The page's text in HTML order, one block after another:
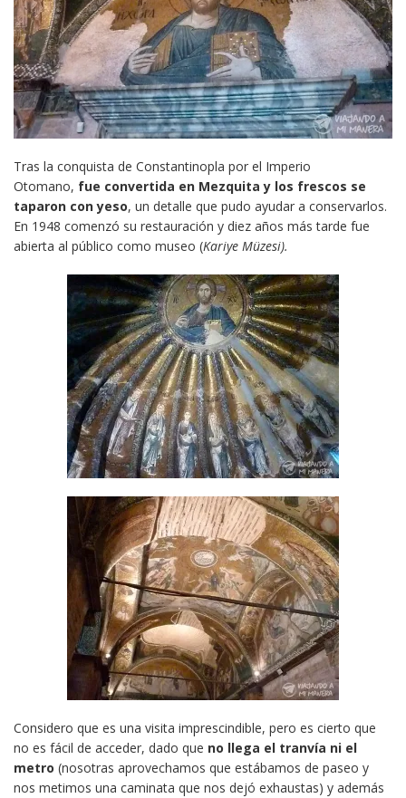
Tras la conquista de Constantinopla por el Imperio
Otomano, fue convertida en Mezquita y los frescos se
taparon con yeso, un detalle que pudo ayudar a conservarlos.
En 1948 comenzó su restauración y diez años más tarde fue
abierta al público como museo (Kariye Müzesi).
Considero que es una visita imprescindible, pero es cierto que
no es fácil de acceder, dado que no llega el tranvía ni el
metro (nosotras aprovechamos que estábamos de paseo y
nos metimos una caminata que nos dejó exhaustas) y además